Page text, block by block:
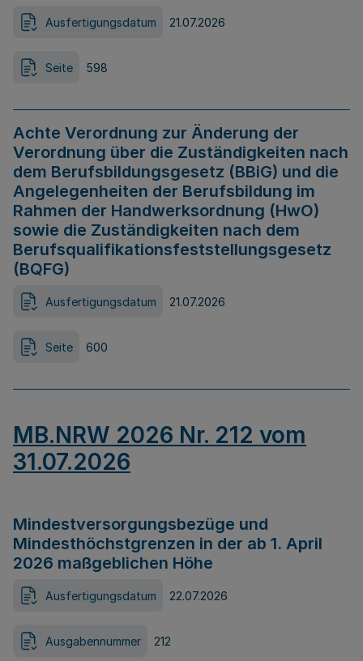
Ausfertigungsdatum 21.07.2026
Seite 598
Achte Verordnung zur Änderung der
Verordnung über die Zuständigkeiten nach
dem Berufsbildungsgesetz (BBiG) und die
Angelegenheiten der Berufsbildung im
Rahmen der Handwerksordnung (HwO)
sowie die Zuständigkeiten nach dem
Berufsqualifikationsfeststellungsgesetz
(BQFG)
Ausfertigungsdatum 21.07.2026
Seite 600
MB.NRW 2026 Nr. 212 vom
31.07.2026
Mindestversorgungsbezüge und
Mindesthöchstgrenzen in der ab 1. April
2026 maßgeblichen Höhe
Ausfertigungsdatum 22.07.2026
Ausgabennummer 212